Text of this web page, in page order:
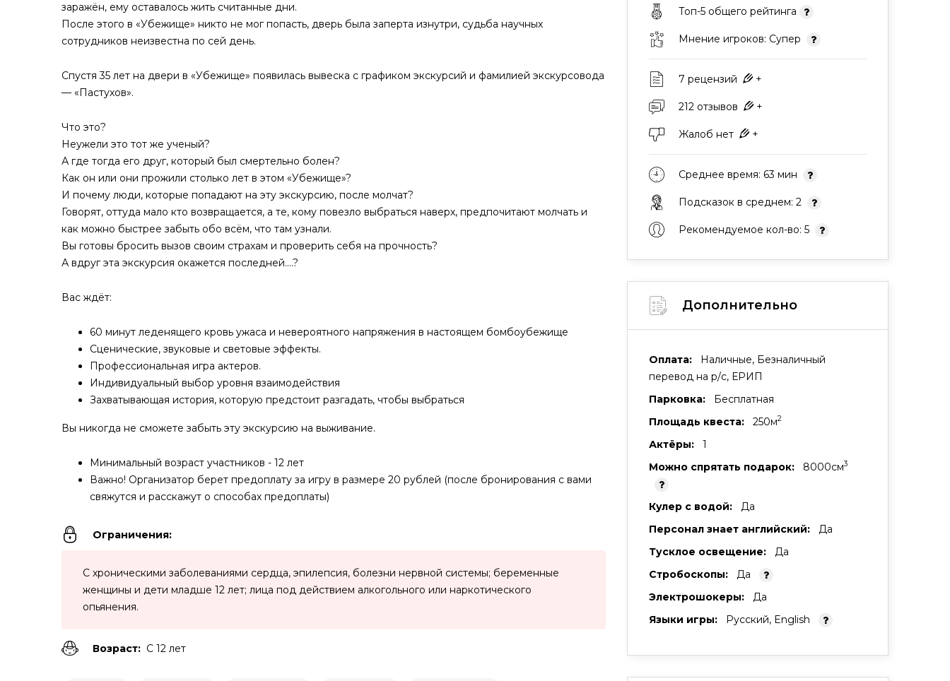
заражён, ему оставалось жить считанные дни.
После этого в «Убежище» никто не мог попасть, дверь была заперта изнутри, судьба научных
сотрудников неизвестна по сей день.
Спустя 35 лет на двери в «Убежище» появилась вывеска с графиком экскурсий и фамилией экскурсовода
— «Пастухов».
Что это?
Неужели это тот же ученый?
А где тогда его друг, который был смертельно болен?
Как он или они прожили столько лет в этом «Убежище»?
И почему люди, которые попадают на эту экскурсию, после молчат?
Говорят, оттуда мало кто возвращается, а те, кому повезло выбраться наверх, предпочитают молчать и
как можно быстрее забыть обо всём, что там узнали.
Вы готовы бросить вызов своим страхам и проверить себя на прочность?
А вдруг эта экскурсия окажется последней....?
Вас ждёт:
60 минут леденящего кровь ужаса и невероятного напряжения в настоящем бомбоубежище
Сценические, звуковые и световые эффекты.
Профессиональная игра актеров.
Индивидуальный выбор уровня взаимодействия
Захватывающая история, которую предстоит разгадать, чтобы выбраться
Вы никогда не сможете забыть эту экскурсию на выживание.
Минимальный возраст участников - 12 лет
Важно! Организатор берет предоплату за игру в размере 20 рублей (после бронирования с вами
свяжутся и расскажут о способах предоплаты)
Ограничения:
С хроническими заболеваниями сердца, эпилепсия, болезни нервной системы; беременные
женщины и дети младше 12 лет; лица под действием алкогольного или наркотического
опьянения.
Возраст: С 12 лет
Топ-5 общего рейтинга
Мнение игроков: Супер
7 рецензий +
212 отзывов +
Жалоб нет +
Среднее время: 63 мин
Подсказок в среднем: 2
Рекомендуемое кол-во: 5
Дополнительно
Оплата:
Наличные, Безналичный
перевод на р/с, ЕРИП
Парковка:
Бесплатная
Площадь квеста:
250м2
Актёры:
1
Можно спрятать подарок:
8000cм3
Кулер с водой:
Да
Персонал знает английский:
Да
Тусклое освещение:
Да
Стробоскопы:
Да
Электрошокеры:
Да
Языки игры:
Русский, English